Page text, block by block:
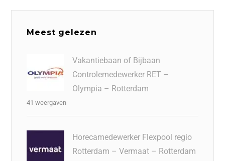
Meest gelezen
Vakantiebaan of Bijbaan
Controlemedewerker RET –
Olympia – Rotterdam
41 weergaven
Horecamedewerker Flexpool regio
Rotterdam – Vermaat – Rotterdam